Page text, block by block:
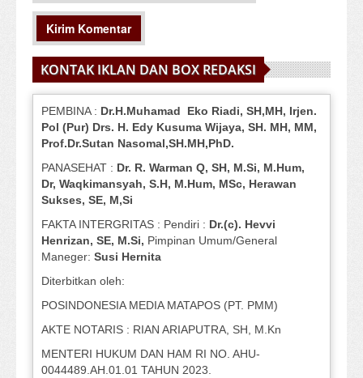
KONTAK IKLAN DAN BOX REDAKSI
PEMBINA : Dr.H.Muhamad Eko Riadi, SH,MH, Irjen.
Pol (Pur) Drs. H. Edy Kusuma Wijaya, SH. MH, MM,
Prof.Dr.Sutan Nasomal,SH.MH,PhD.
PANASEHAT : Dr. R. Warman Q, SH, M.Si, M.Hum,
Dr, Waqkimansyah, S.H, M.Hum, MSc, Herawan
Sukses, SE, M,Si
FAKTA INTERGRITAS : Pendiri : Dr.(c). Hevvi
Henrizan, SE, M.Si, Pimpinan Umum/General
Maneger: Susi Hernita
Diterbitkan oleh:
POSINDONESIA MEDIA MATAPOS (PT. PMM)
AKTE NOTARIS : RIAN ARIAPUTRA, SH, M.Kn
MENTERI HUKUM DAN HAM RI NO. AHU-
0044489.AH.01.01 TAHUN 2023.